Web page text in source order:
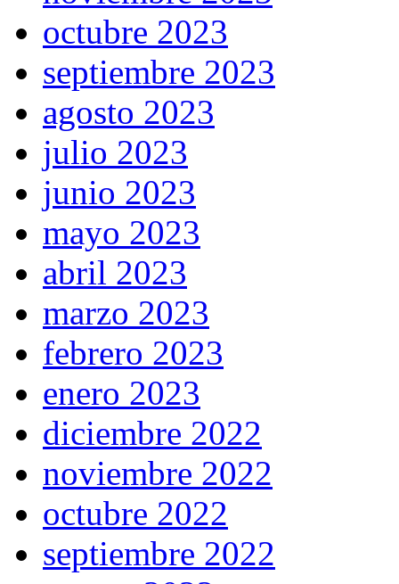
octubre 2023
septiembre 2023
agosto 2023
julio 2023
junio 2023
mayo 2023
abril 2023
marzo 2023
febrero 2023
enero 2023
diciembre 2022
noviembre 2022
octubre 2022
septiembre 2022